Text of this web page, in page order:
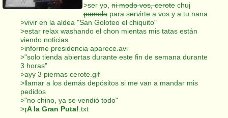
>ser yo,ni modo vos, cerotechuj
pamelapara servirte a vos y a tu nana
>vivir en la aldea "San Goloteo el chiquito"
>estar relax washando el chon mientas mis tatas están
viendo noticias
>informe presidencia aparece.avi
>"solo tienda abiertas durante este fin de semana durante
3 horas"
>ayy 3 piernas cerote.gif
>llamar a los demás depósitos si me van a mandar mis
pedidos
>"no chino, ya se vendió todo"
>¡A la Gran Puta! .txt